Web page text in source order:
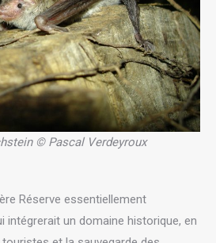
© Pascal Verdeyroux
Réserve essentiellement
intégrerait un domaine historique, en